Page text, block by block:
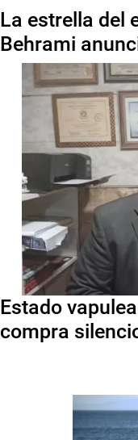
La estrella del
Behrami
Estado
compra